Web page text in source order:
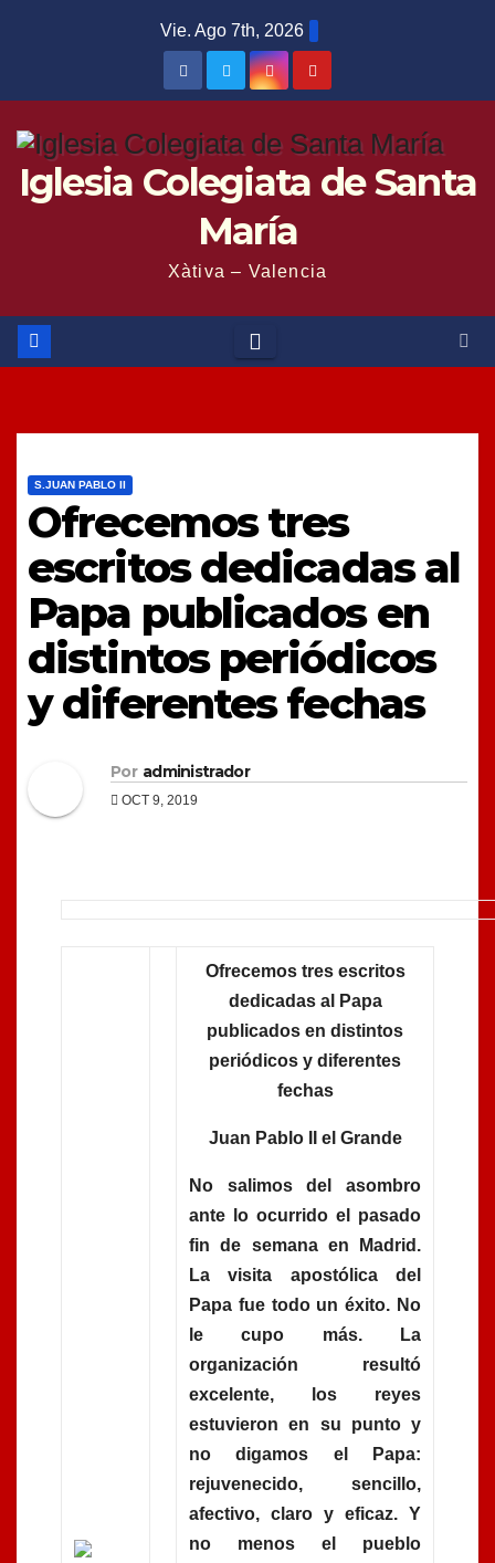
Vie. Ago 7th, 2026
Iglesia Colegiata de Santa
María
Xàtiva – Valencia
S.JUAN PABLO II
Ofrecemos tres
escritos dedicadas al
Papa publicados en
distintos periódicos
y diferentes fechas
Por administrador
OCT 9, 2019
Ofrecemos tres escritos
dedicadas al Papa
publicados en distintos
periódicos y diferentes
fechas
Juan Pablo II el Grande
No salimos del asombro
ante lo ocurrido el pasado
fin de semana en Madrid.
La visita apostólica del
Papa fue todo un éxito. No
le cupo más. La
organización resultó
excelente, los reyes
estuvieron en su punto y
no digamos el Papa:
rejuvenecido, sencillo,
afectivo, claro y eficaz. Y
no menos el pueblo